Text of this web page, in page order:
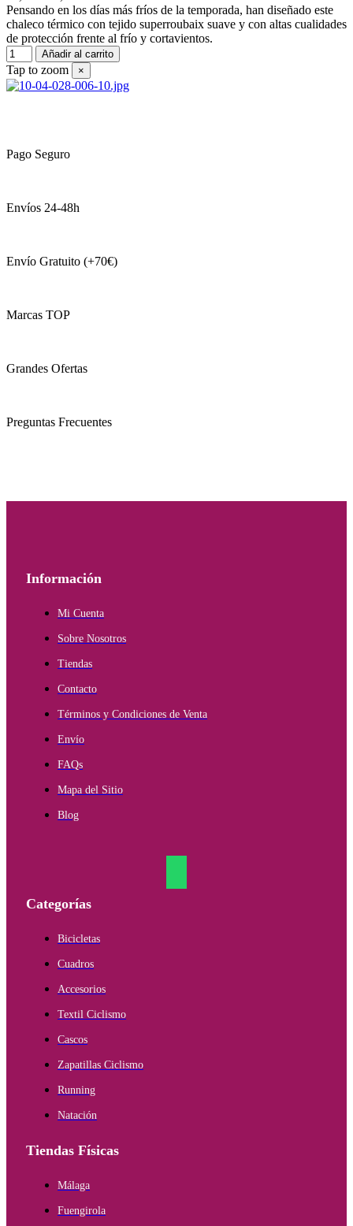
Pensando en los días más fríos de la temporada, han diseñado este
chaleco térmico con tejido superroubaix suave y con altas cualidades
de protección frente al frío y cortavientos.
Añadir al carrito
Tap to zoom ×
Pago Seguro
Envíos 24-48h
Envío Gratuito (+70€)
Marcas TOP
Grandes Ofertas
Preguntas Frecuentes
Información
Mi Cuenta
Sobre Nosotros
Tiendas
Contacto
Términos y Condiciones de Venta
Envío
FAQs
Mapa del Sitio
Blog
Categorías
Bicicletas
Cuadros
Accesorios
Textil Ciclismo
Cascos
Zapatillas Ciclismo
Running
Natación
Tiendas Físicas
Málaga
Fuengirola